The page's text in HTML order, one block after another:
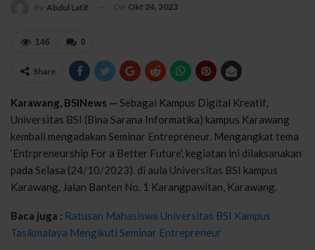
By Abdul Latif On Okt 24, 2023
0
146
Share
Karawang, BSINews — Sebagai Kampus Digital Kreatif,
Universitas BSI (Bina Sarana Informatika) kampus Karawang
kembali mengadakan Seminar Entrepreneur. Mengangkat tema
‘Entrpreneurship For a Better Future’, kegiatan ini dilaksanakan
pada Selasa (24/10/2023). di aula Universitas BSI kampus
Karawang, Jalan Banten No. 1 Karangpawitan, Karawang.
Baca juga : Ratusan Mahasiswa Universitas BSI Kampus
Tasikmalaya Mengikuti Seminar Entrepreneur